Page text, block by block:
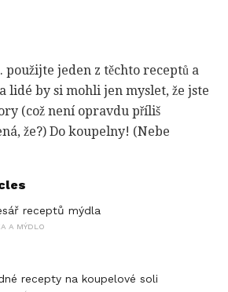
použijte jeden z těchto receptů a
lidé by si mohli jen myslet, že jste
(což není opravdu příliš
že?) Do koupelny! (Nebe
receptů mýdla
A MÝDLO
recepty na koupelové soli